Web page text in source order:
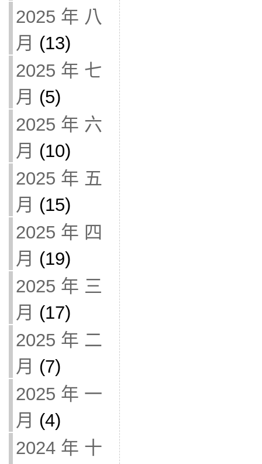
2025 年 八
月 (13)
2025 年 七
月 (5)
2025 年 六
月 (10)
2025 年 五
月 (15)
2025 年 四
月 (19)
2025 年 三
月 (17)
2025 年 二
月 (7)
2025 年 一
月 (4)
2024 年 十